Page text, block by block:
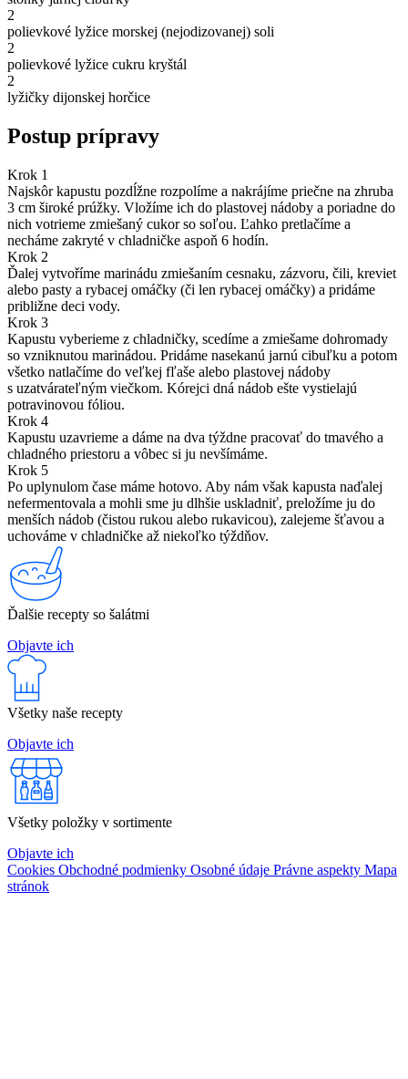
2
polievkové lyžice morskej (nejodizovanej) soli
2
polievkové lyžice cukru kryštál
2
lyžičky dijonskej horčice
Postup prípravy
Krok 1
Najskôr kapustu pozdĺžne rozpolíme a nakrájíme priečne na zhruba
3 cm široké prúžky. Vložíme ich do plastovej nádoby a poriadne do
nich votrieme zmiešaný cukor so soľou. Ľahko pretlačíme a
necháme zakryté v chladničke aspoň 6 hodín.
Krok 2
Ďalej vytvoříme marinádu zmiešaním cesnaku, zázvoru, čili, kreviet
alebo pasty a rybacej omáčky (či len rybacej omáčky) a pridáme
približne deci vody.
Krok 3
Kapustu vyberieme z chladničky, scedíme a zmiešame dohromady
so vzniknutou marinádou. Pridáme nasekanú jarnú cibuľku a potom
všetko natlačíme do veľkej fľaše alebo plastovej nádoby
s uzatvárateľným viečkom. Kórejci dná nádob ešte vystielajú
potravinovou fóliou.
Krok 4
Kapustu uzavrieme a dáme na dva týždne pracovať do tmavého a
chladného priestoru a vôbec si ju nevšímáme.
Krok 5
Po uplynulom čase máme hotovo. Aby nám však kapusta naďalej
nefermentovala a mohli sme ju dlhšie uskladniť, preložíme ju do
menších nádob (čistou rukou alebo rukavicou), zalejeme šťavou a
uchováme v chladničke až niekoľko týždňov.
Ďalšie recepty so šalátmi
Objavte ich
Všetky naše recepty
Objavte ich
Všetky položky v sortimente
Objavte ich
Cookies Obchodné podmienky Osobné údaje Právne aspekty Mapa
stránok